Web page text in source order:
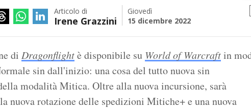
Articolo di
Irene Grazzini
Giovedì
15 dicembre 2022
di Dragonflightè disponibile su World of Warcraftin
sin dall'inizio: una cosa del tutto nuova sin
modalità Mitica. Oltre alla nuova incursione, sarà
nuova rotazione delle spedizioni Mitiche+ e una nuova